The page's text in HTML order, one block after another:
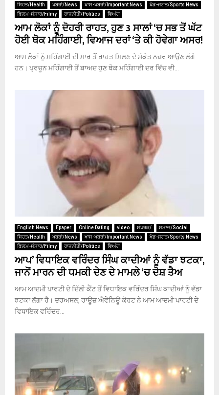
ਸਿਹਤ/Health
ਖਬਰਾਂ/News ਖਾਸ-ਖਬਰਾਂ/Important News
ਖੇਡ-ਜਗਤ/Sports News
ਫਿਲਮ-ਸੰਸਾਰ/Filmy
ਰਾਜਨੀਤੀ/Politics ਵਿਅੰਗ
ਆਮ ਲੋਕਾਂ ਨੂੰ ਦੋਹਰੀ ਰਾਹਤ, ਹੁਣ 3 ਸਾਲਾਂ ‘ਚ ਸਭ ਤੋਂ ਘੱਟ
ਹੋਈ ਥੋਕ ਮਹਿੰਗਾਈ, ਵਿਆਜ ਦਰਾਂ ‘ਤੇ ਕੀ ਹੋਵੇਗਾ ਅਸਰ!
ਆਮ ਲੋਕਾਂ ਨੂੰ ਮਹਿੰਗਾਈ ਦੀ ਮਾਰ ਤੋਂ ਰਾਹਤ ਮਿਲਣ ਦੇ ਸੰਕੇਤ ਨਜ਼ਰ ਆਉਣ ਲੱਗੇ
ਹਨ। ਪ੍ਰਚੂਨ ਮਹਿੰਗਾਈ ਤੋਂ ਬਾਅਦ ਹੁਣ ਥੋਕ ਮਹਿੰਗਾਈ ਦਰ ਵਿੱਚ ਵੀ...
English News Epaper Online Dating video ਸੰਪਰਕ/
ਸਮਾਜ/Social
ਸਿਹਤ/Health
ਖਬਰਾਂ/News ਖਾਸ-ਖਬਰਾਂ/Important News
ਖੇਡ-ਜਗਤ/Sports News
ਫਿਲਮ-ਸੰਸਾਰ/Filmy
ਰਾਜਨੀਤੀ/Politics ਵਿਅੰਗ
ਆਪ’ ਵਿਧਾਇਕ ਵਰਿੰਦਰ ਸਿੰਘ ਕਾਦੀਆਂ ਨੂੰ ਵੱਡਾ ਝਟਕਾ,
ਜਾਨੋਂ ਮਾਰਨ ਦੀ ਧਮਕੀ ਦੇਣ ਦੇ ਮਾਮਲੇ ‘ਚ ਦੋਸ਼ ਤੈਅ
ਆਮ ਆਦਮੀ ਪਾਰਟੀ ਦੇ ਦਿੱਲੀ ਕੈਂਟ ਤੋਂ ਵਿਧਾਇਕ ਵਰਿੰਦਰ ਸਿੰਘ ਕਾਦੀਆਂ ਨੂੰ ਵੱਡਾ
ਝਟਕਾ ਲੱਗਾ ਹੈ। ਦਰਅਸਲ, ਰਾਊਜ਼ ਐਵੇਨਿਊ ਕੋਰਟ ਨੇ ਆਮ ਆਦਮੀ ਪਾਰਟੀ ਦੇ
ਵਿਧਾਇਕ ਵਰਿੰਦਰ...